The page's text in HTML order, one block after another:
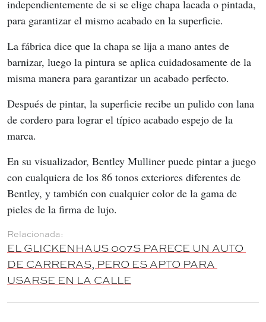
independientemente de si se elige chapa lacada o pintada,
para garantizar el mismo acabado en la superficie.
La fábrica dice que la chapa se lija a mano antes de
barnizar, luego la pintura se aplica cuidadosamente de la
misma manera para garantizar un acabado perfecto.
Después de pintar, la superficie recibe un pulido con lana
de cordero para lograr el típico acabado espejo de la
marca.
En su visualizador, Bentley Mulliner puede pintar a juego
con cualquiera de los 86 tonos exteriores diferentes de
Bentley, y también con cualquier color de la gama de
pieles de la firma de lujo.
EL GLICKENHAUS 007S PARECE UN AUTO
DE CARRERAS, PERO ES APTO PARA
USARSE EN LA CALLE